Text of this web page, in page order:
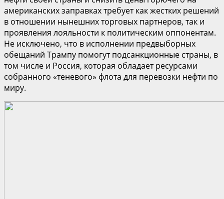
американских заправках требует как жестких решений
в отношении нынешних торговых партнеров, так и
проявления лояльности к политическим оппонентам.
Не исключено, что в исполнении предвыборных
обещаний Трампу помогут подсанкционные страны, в
том числе и Россия, которая обладает ресурсами
собранного «теневого» флота для перевозки нефти по
миру.